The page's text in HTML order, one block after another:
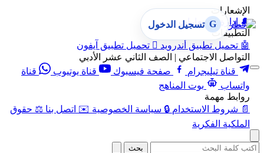
الإشعارات
🔔 إدارة الإشعارات
التطبيقات
🤖 تحميل تطبيق أندرويد  تحميل تطبيق آيفون
التواصل الاجتماعي | الصف الثاني عشر الأدبي
قناة تيليجرام
صفحة فيسبوك قناة يوتيوب
قناة
واتساب
بوت المناهج
روابط مهمة
📄 شروط الاستخدام 🔒 سياسة الخصوصية ✉️ اتصل بنا ⚖️ حقوق
الملكية الفكرية
G تسجيل الدخول
بحث